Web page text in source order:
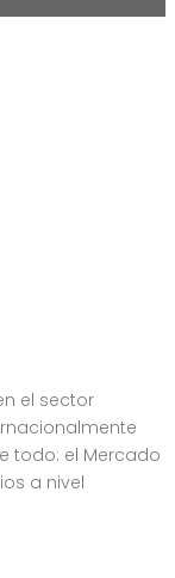
el sector
todo: el Mercado
a nivel